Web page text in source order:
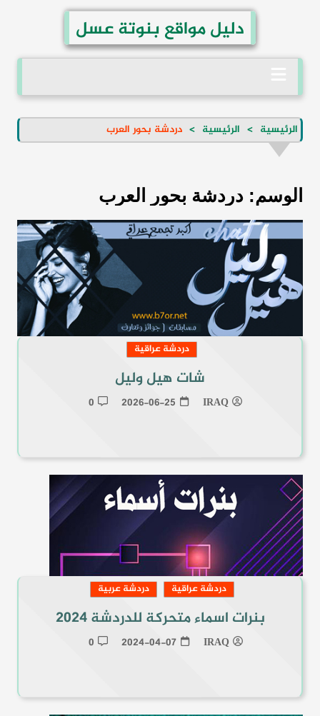
دليل مواقع بنوتة عسل
الرئيسية الرئيسية دردشة بحور العرب
الوسم: دردشة بحور العرب
دردشة عراقية
شات هيل وليل
IRAQ
2026-06-25
0
دردشة عراقية دردشة عربية
بنرات اسماء متحركة للدردشة 2024
IRAQ
2024-04-07
0